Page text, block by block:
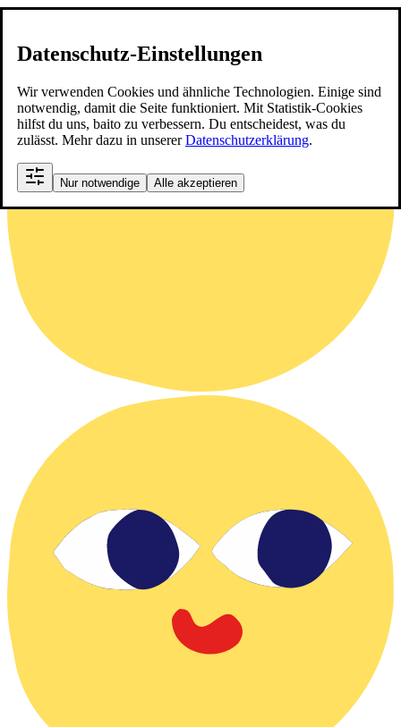
Datenschutz-Einstellungen
Wir verwenden Cookies und ähnliche Technologien. Einige sind
notwendig, damit die Seite funktioniert. Mit Statistik-Cookies
hilfst du uns, baito zu verbessern. Du entscheidest, was du
zulässt. Mehr dazu in unsererDatenschutzerklärung.
Nur notwendige Alle akzeptieren